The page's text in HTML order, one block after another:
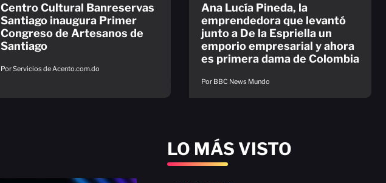
Centro Cultural Banreservas
Santiago inaugura Primer
Congreso de Artesanos de
Santiago
Por Servicios de Acento.com.do
Ana Lucía Pineda, la
emprendedora que levantó
junto a De la Espriella un
emporio empresarial y ahora
es primera dama de Colombia
Por BBC News Mundo
LO MÁS VISTO